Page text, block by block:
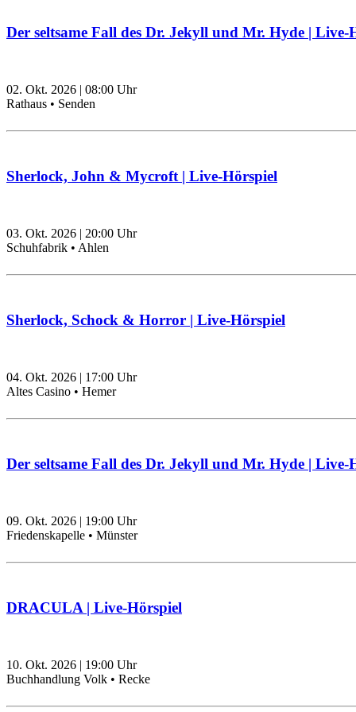
Der seltsame Fall des Dr. Jekyll und Mr. Hyde | Live-
02. Okt. 2026 | 08:00 Uhr
Rathaus • Senden
Sherlock, John & Mycroft | Live-Hörspiel
03. Okt. 2026 | 20:00 Uhr
Schuhfabrik • Ahlen
Sherlock, Schock & Horror | Live-Hörspiel
04. Okt. 2026 | 17:00 Uhr
Altes Casino • Hemer
Der seltsame Fall des Dr. Jekyll und Mr. Hyde | Live-
09. Okt. 2026 | 19:00 Uhr
Friedenskapelle • Münster
DRACULA | Live-Hörspiel
10. Okt. 2026 | 19:00 Uhr
Buchhandlung Volk • Recke